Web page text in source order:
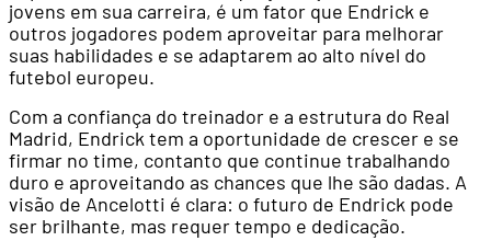
jovens em sua carreira, é um fator que Endrick e
outros jogadores podem aproveitar para melhorar
suas habilidades e se adaptarem ao alto nível do
futebol europeu.
Com a confiança do treinador e a estrutura do Real
Madrid, Endrick tem a oportunidade de crescer e se
firmar no time, contanto que continue trabalhando
duro e aproveitando as chances que lhe são dadas. A
visão de Ancelotti é clara: o futuro de Endrick pode
ser brilhante, mas requer tempo e dedicação.